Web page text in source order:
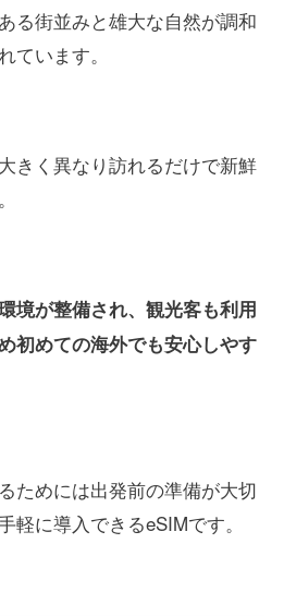
る街並みと雄大な自然が調和
ています。
きく異なり訪れるだけで新鮮
境が整備され、観光客も利用
初めての海外でも安心しやす
ためには出発前の準備が大切
軽に導入できるeSIMです。